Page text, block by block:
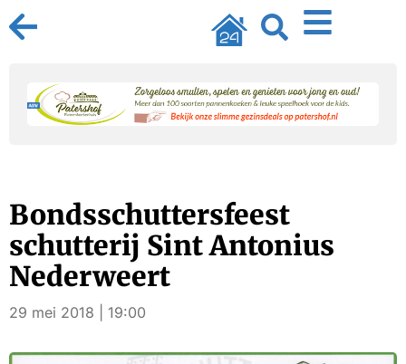
Bondsschuttersfeest
schutterij Sint Antonius
Nederweert
29 mei 2018 | 19:00